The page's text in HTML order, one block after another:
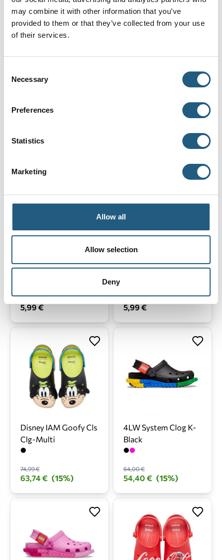
may combine it with other information that you’ve
provided to them or that they’ve collected from your use
of their services.
Selection
Necessary
Preferences
Statistics
Marketing
Allow all
Allow selection
Deny
5,99 €
59,00 €
50,15 € (15%)
4LW Botanicals 5 4LW Botanicals 2
5,99 € 5,99 €
Disney IAM Goofy Cls
Clg-Multi
74,99 €
63,74 € (15%)
4LW System Clog K-
Black
64,00 €
54,40 € (15%)